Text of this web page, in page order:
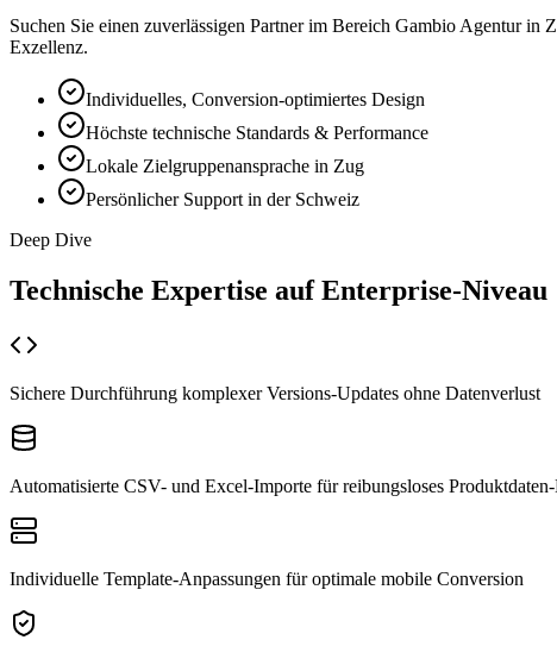
Suchen Sie einen zuverlässigen Partner im Bereich Gambio Agenturin
Exzellenz.
Individuelles, Conversion-optimiertes Design
Höchste technische Standards & Performance
Lokale Zielgruppenansprache in Zug
Persönlicher Support in der Schweiz
Deep Dive
Technische Expertise auf Enterprise-Niveau
Sichere Durchführung komplexer Versions-Updates ohne Datenverlust
Automatisierte CSV- und Excel-Importe für reibungsloses
Individuelle Template-Anpassungen für optimale mobile Conversion